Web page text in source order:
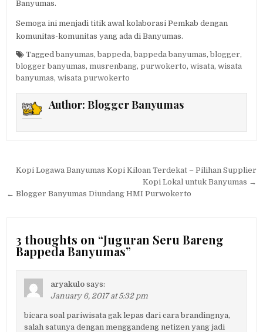
Banyumas.
Semoga ini menjadi titik awal kolaborasi Pemkab dengan
komunitas-komunitas yang ada di Banyumas.
Taggedbanyumas,bappeda,bappeda banyumas,blogger,
blogger banyumas,musrenbang,purwokerto,wisata,wisata
banyumas,wisata purwokerto
Author: Blogger Banyumas
Post navigation
Kopi Logawa Banyumas Kopi Kiloan Terdekat – Pilihan Supplier
Kopi Lokal untuk Banyumas →
← Blogger Banyumas Diundang HMI Purwokerto
3 thoughts on “Juguran Seru Bareng
Bappeda Banyumas”
aryakulo says:
January 6, 2017 at 5:32 pm
bicara soal pariwisata gak lepas dari cara brandingnya,
salah satunya dengan menggandeng netizen yang jadi